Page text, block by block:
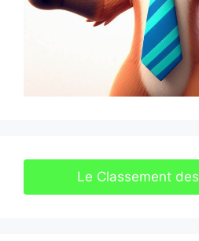
Le Classement